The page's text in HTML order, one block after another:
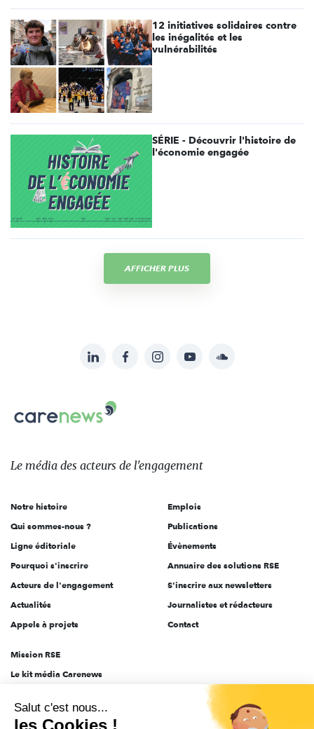
12 initiatives solidaires contre
les inégalités et les
vulnérabilités
SÉRIE - Découvrir l'histoire de
l'économie engagée
AFFICHER PLUS
sur:
LinkedInFacebookInstagramYouTubeSoundcloud
Carenews,
Le
des
l'engagement
Le média des acteurs de l'engagement
Notre histoire
Qui sommes-nous ?
Ligne éditoriale
Pourquoi s'inscrire
Acteurs de l'engagement
Actualités
Appels à projets
Emplois
Publications
Évènements
Annuaire des solutions RSE
S'inscrire aux newsletters
Journalistes et rédacteurs
Contact
Mission RSE
Le kit média Carenews
AEF info
Salut c'est nous...
les Cookies !